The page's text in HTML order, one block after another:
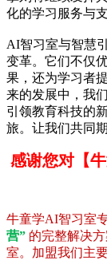
化的学习服务与支
AI智习室与智慧
变革。它们不仅
果，还为学习者
来的发展中，我
引领教育科技的
旅。让我们共同
感谢您对【
牛童学AI智习室
营” 的完整解决
室。加盟我们主